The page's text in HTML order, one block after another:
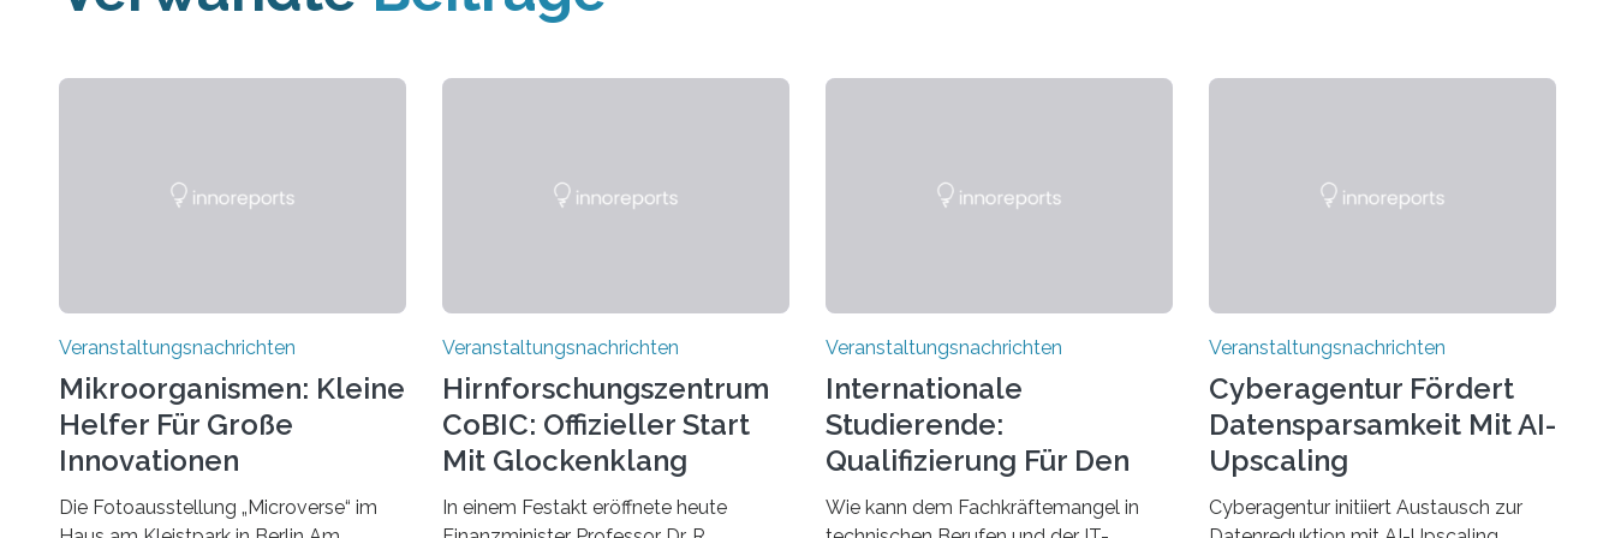
Veranstaltungsnachrichten
Mikroorganismen: Kleine
Helfer Für Große
Innovationen
Die Fotoausstellung „Microverse“ im
Veranstaltungsnachrichten
Hirnforschungszentrum
CoBIC: Offizieller Start
Mit Glockenklang
In einem Festakt eröffnete heute
Veranstaltungsnachrichten
Internationale
Studierende:
Qualifizierung Für Den
Arbeitsmarkt
Wie kann dem Fachkräftemangel in
Veranstaltungsnachrichten
Cyberagentur Fördert
Datensparsamkeit Mit AI-
Upscaling
Cyberagentur initiiert Austausch zur